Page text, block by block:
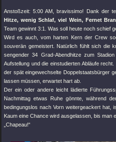
Anstoßzeit: 5:00 AM, bravissimo! Dank der
Hitze, wenig Schlaf, viel Wein, Fernet
Team gewinnt 3:1. Was soll heute noch schief
Wird es auch, vom harten Kern der Crew
souverän gemeistert. Natürlich fühlt sich die
sengender 34 Grad-Abendhitze zum
Aufstellung und die einstudierten Abläufe
der spät eingewechselte Doppelstaatsbürger
lassen müssen, erwartet hart ab.
Der ein oder andere leicht lädierte
Nachmittag etwas Ruhe gönnte, während
bedingungslos nach Vorn weitergeackert hat,
Kaum eine Chance wird ausgelassen, bis man
„Chapeau!“